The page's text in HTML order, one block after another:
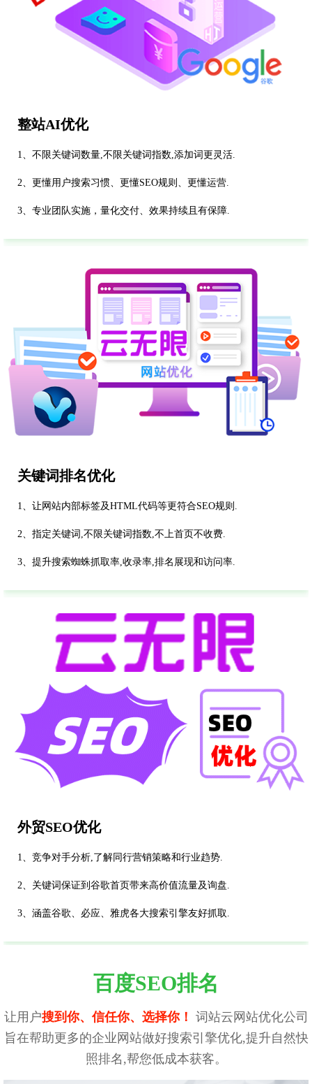
整站AI优化
1、不限关键词数量,不限关键词指数,添加词更灵活.
2、更懂用户搜索习惯、更懂SEO规则、更懂运营.
3、专业团队实施，量化交付、效果持续且有保障.
关键词排名优化
1、让网站内部标签及HTML代码等更符合SEO规则.
2、指定关键词,不限关键词指数,不上首页不收费.
3、提升搜索蜘蛛抓取率,收录率,排名展现和访问率.
外贸SEO优化
1、竞争对手分析,了解同行营销策略和行业趋势.
2、关键词保证到谷歌首页带来高价值流量及询盘.
3、涵盖谷歌、必应、雅虎各大搜索引擎友好抓取.
百度SEO排名
让用户搜到你、信任你、选择你！ 词站云网站优化公司
旨在帮助更多的企业网站做好搜索引擎优化,提升自然快
照排名,帮您低成本获客。